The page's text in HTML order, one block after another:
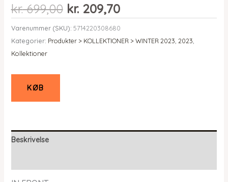
kr.699,00 Den
oprindelige
pris
var:
kr.209,70Den
aktuelle
pris
er:
Varenummer (SKU): 5714220308680
Kategorier: Produkter > KOLLEKTIONER > WINTER 2023 2023
Kollektioner
KØB
Beskrivelse